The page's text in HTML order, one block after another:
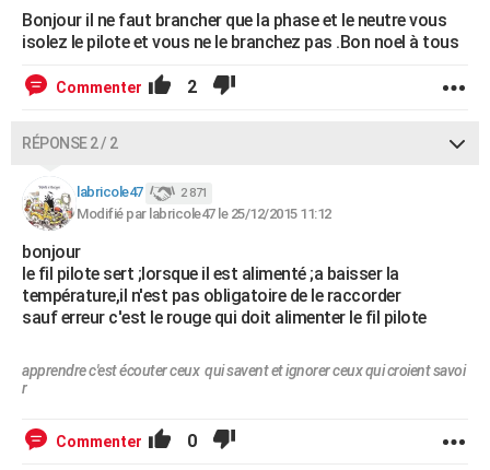
Bricolage
Lifestyle
Culture
Sport
Auto
Television
Voyage
Cinema
Bonjour il ne faut brancher que la phase et le neutre vous
isolez le pilote et vous ne le branchez pas .Bon noel à tous
Commenter 2
RÉPONSE 2 / 2
labricole47 2 871
Modifié par labricole47 le 25/12/2015 11:12
bonjour
le fil pilote sert ;lorsque il est alimenté ;a baisser la
température,il n'est pas obligatoire de le raccorder
sauf erreur c'est le rouge qui doit alimenter le fil pilote
apprendre c'est écouter ceux qui savent et ignorer ceux qui croient savoi
r
Commenter 0